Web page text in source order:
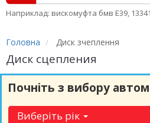
Наприклад: вискомуфта бмв Е39,
Головна Диск зчеплення
Диск сцепления
Почніть з вибору
Виберіть рік